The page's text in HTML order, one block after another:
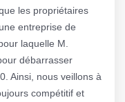
les propriétaires
entreprise de
laquelle M.
débarrasser
Ainsi, nous veillons à
compétitif et